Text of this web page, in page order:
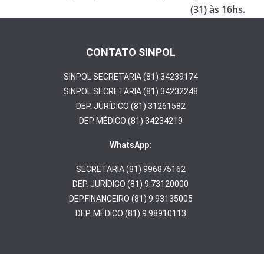
(31) às 16hs.
CONTATO SINPOL
SINPOL SECRETARIA (81) 34239174
SINPOL SECRETARIA (81) 34232248
DEP. JURÍDICO (81) 31261582
DEP MÉDICO (81) 34234219
WhatsApp:
SECRETARIA (81) 996875162
DEP. JURÍDICO (81) 9.73120000
DEP.FINANCEIRO (81) 9.93135005
DEP. MÉDICO (81) 9.98910113